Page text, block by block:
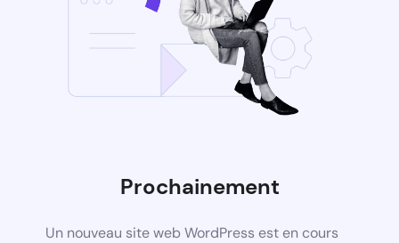
Prochainement
Un nouveau site web WordPress est en cours